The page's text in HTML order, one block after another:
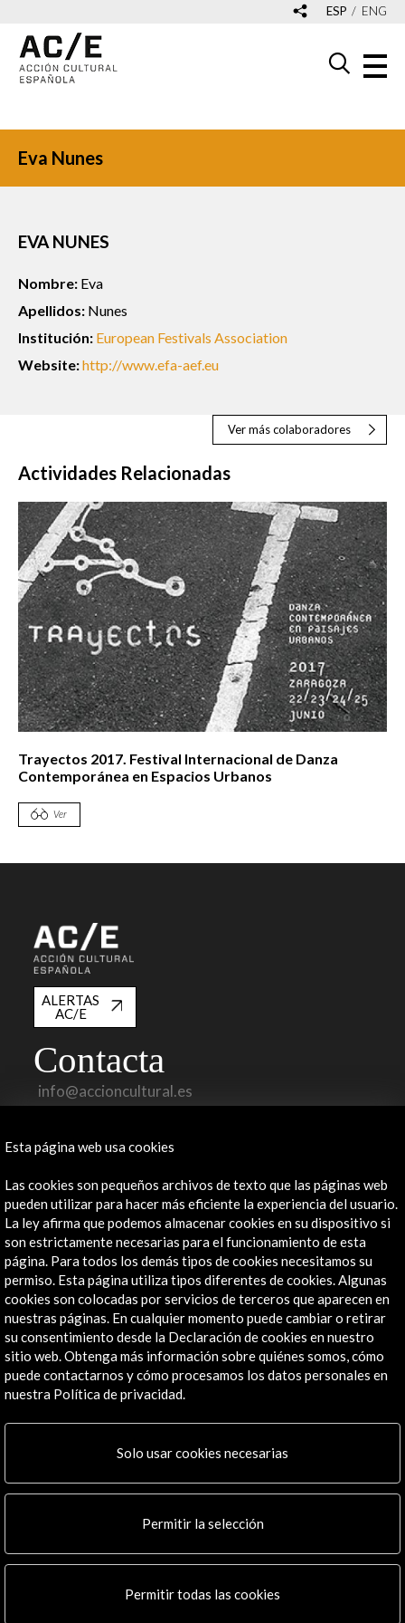
ESP ENG
Eva Nunes
EVA NUNES
Nombre: Eva
Apellidos: Nunes
Institución: European Festivals Association
Website:http://www.efa-aef.eu
Ver más colaboradores
Actividades Relacionadas
Trayectos 2017. Festival Internacional de Danza
Contemporánea en Espacios Urbanos
Ver
ALERTAS
AC/E
Contacta
info@accioncultural.es
José Abascal, 4 - 4º
28003 Madrid, España
Canales de contacto
Explora
Institucional
Actividades
Programa PICE
Residencias
Noticias
Multimedia
Cultura en Red
Boletín digital
Logo y crédito a AC/E
Conecta
Esta página web usa cookies
Las cookies son pequeños archivos de texto que las páginas web
pueden utilizar para hacer más eficiente la experiencia del usuario.
La ley afirma que podemos almacenar cookies en su dispositivo si
son estrictamente necesarias para el funcionamiento de esta
página. Para todos los demás tipos de cookies necesitamos su
permiso. Esta página utiliza tipos diferentes de cookies. Algunas
cookies son colocadas por servicios de terceros que aparecen en
nuestras páginas. En cualquier momento puede cambiar o retirar
su consentimiento desde la Declaración de cookies en nuestro
sitio web. Obtenga más información sobre quiénes somos, cómo
puede contactarnos y cómo procesamos los datos personales en
nuestra Política de privacidad.
Solo usar cookies necesarias
Permitir la selección
Permitir todas las cookies